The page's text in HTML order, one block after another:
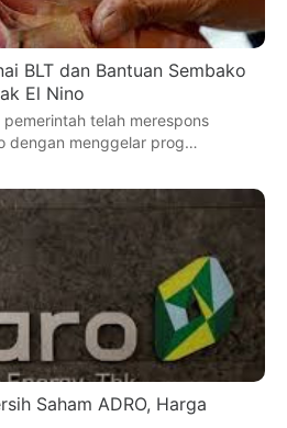
BLT dan Bantuan Sembako
El Nino
telah merespons
dengan menggelar prog…
Saham ADRO, Harga